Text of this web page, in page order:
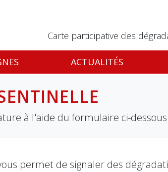
Carte participative des
ACTUALITÉS
à l'aide du formulaire ci-dessous
permet de signaler des